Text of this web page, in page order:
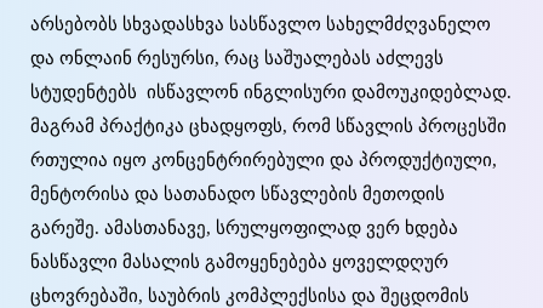
არსებობს სხვადასხვა სასწავლო სახელმძღვანელო
და ონლაინ რესურსი, რაც საშუალებას აძლევს
სტუდენტებს ისწავლონ ინგლისური დამოუკიდებლად.
მაგრამ პრაქტიკა ცხადყოფს, რომ სწავლის პროცესში
რთულია იყო კონცენტრირებული და პროდუქტიული,
მენტორისა და სათანადო სწავლების მეთოდის
გარეშე. ამასთანავე, სრულყოფილად ვერ ხდება
ნასწავლი მასალის გამოყენებება ყოველდღურ
ცხოვრებაში, საუბრის კომპლექსისა და შეცდომის